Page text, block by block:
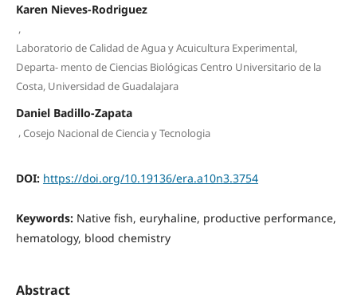
Karen Nieves-Rodriguez
,
Laboratorio de Calidad de Agua y Acuicultura Experimental,
Departa- mento de Ciencias Biológicas Centro Universitario de la
Costa, Universidad de Guadalajara
Daniel Badillo-Zapata
,Cosejo Nacional de Ciencia y Tecnologia
DOI: https://doi.org/10.19136/era.a10n3.3754
Keywords: Native fish, euryhaline, productive performance,
hematology, blood chemistry
Abstract